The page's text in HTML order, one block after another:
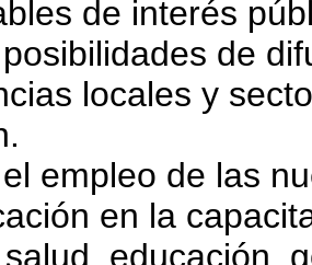
de interés
de
locales y
empleo de las
en la
educación,